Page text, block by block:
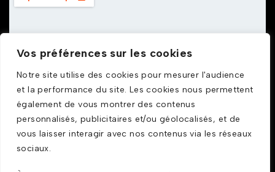
Vos préférences sur les cookies
Notre site utilise des cookies pour mesurer l'audience
et la performance du site. Les cookies nous permettent
également de vous montrer des contenus
personnalisés, publicitaires et/ou géolocalisés, et de
vous laisser interagir avec nos contenus via les réseaux
sociaux.